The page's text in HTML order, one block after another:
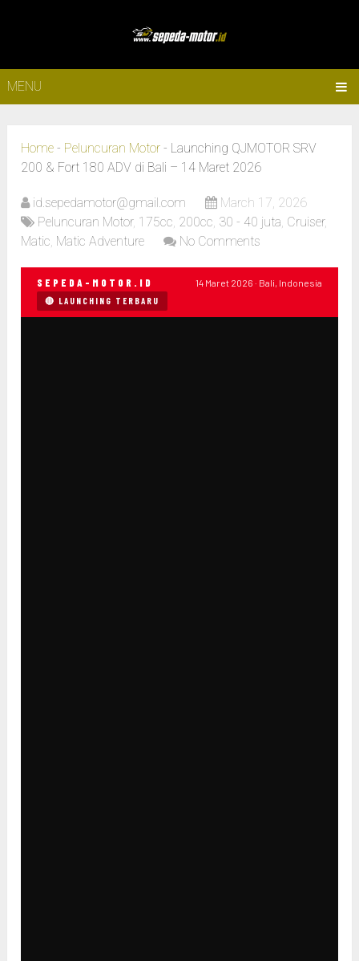
MENU
Home - Peluncuran Motor - Launching QJMOTOR SRV
200 & Fort 180 ADV di Bali – 14 Maret 2026
id.sepedamotor@gmail.com
March 17, 2026
Peluncuran Motor, 175cc, 200cc, 30 - 40 juta, Cruiser,
Matic, Matic Adventure No Comments
SEPEDA-MOTOR.ID 14 Maret 2026 · Bali, Indonesia
🔴 LAUNCHING TERBARU